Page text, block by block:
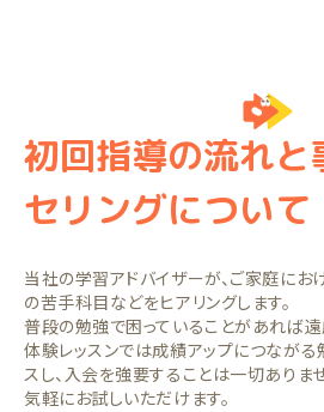
初回指導の流れと
セリングについて
当社の学習アドバイザーが、ご家庭に
の苦手科目などをヒアリングします。
普段の勉強で困っていることがあれば遠
体験レッスンでは成績アップにつなが
スし、入会を強要することは一切ありませ
気軽にお試しいただけます。